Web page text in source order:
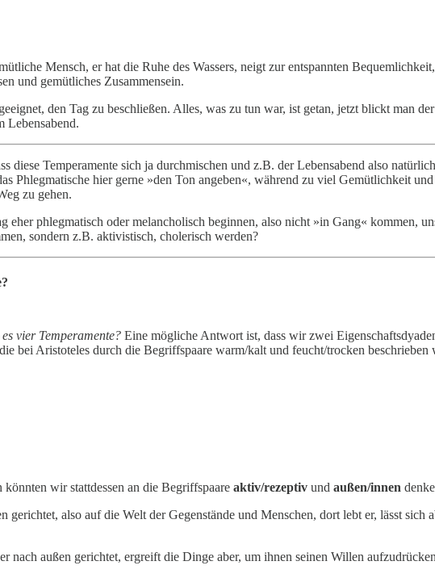
Mensch, er hat die Ruhe des Wassers, neigt zur entspannten
und gemütliches Zusammensein.
den Tag zu beschließen. Alles, was zu tun war, ist getan, jetzt blickt man
Lebensabend.
diese Temperamente sich ja durchmischen und z.B. der Lebensabend also
Phlegmatische hier gerne »den Ton angeben«, während zu viel Gemütlichkeit
zu gehen.
eher phlegmatisch oder melancholisch beginnen, also nicht »in Gang«
sondern z.B. aktivistisch, cholerisch werden?
vier Temperamente? Eine mögliche Antwort ist, dass wir zwei
bei Aristoteles durch die Begriffspaare warm/kalt und feucht/trocken beschrieben
wir stattdessen an die Begriffspaare aktiv/rezeptiv und außen/innen
gerichtet, also auf die Welt der Gegenstände und Menschen, dort lebt er, lässt
nach außen gerichtet, ergreift die Dinge aber, um ihnen seinen Willen